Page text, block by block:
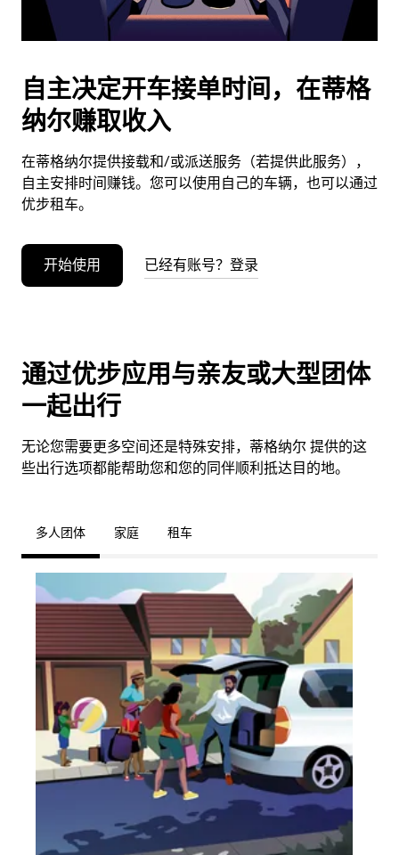
闭
日
历。
自主决定开车接单时间，在蒂格
纳尔赚取收入
在蒂格纳尔提供接载和/或派送服务（若提供此服务），
自主安排时间赚钱。您可以使用自己的车辆，也可以通过
优步租车。
开始使用 已经有账号？登录
通过优步应用与亲友或大型团体
一起出行
无论您需要更多空间还是特殊安排，蒂格纳尔 提供的这
些出行选项都能帮助您和您的同伴顺利抵达目的地。
多人团体 家庭 租车